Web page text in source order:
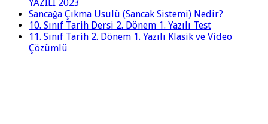
YAZILI 2023
Sancağa Çıkma Usulü (Sancak Sistemi) Nedir?
10. Sınıf Tarih Dersi 2. Dönem 1. Yazılı Test
11. Sınıf Tarih 2. Dönem 1. Yazılı Klasik ve Video
Çözümlü